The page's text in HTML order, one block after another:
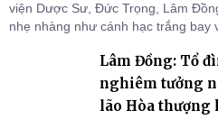
viện Dược Sư, Đức Trọng, Lâm
nhẹ nhàng như cánh hạc trắng
Lâm Đồng: Tổ
nghiêm tưởng
lão Hòa thượng